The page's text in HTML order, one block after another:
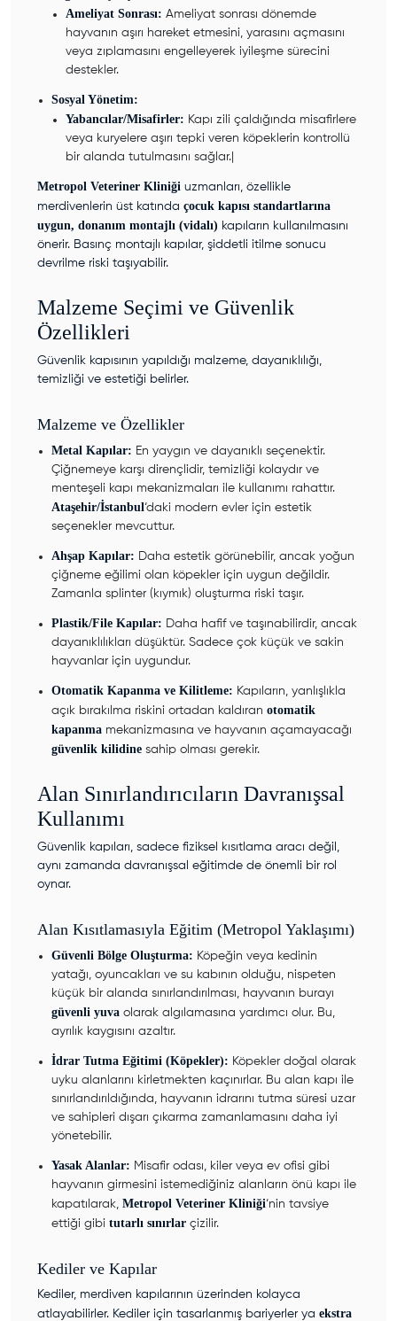
Ameliyat Sonrası: Ameliyat sonrası dönemde
hayvanın aşırı hareket etmesini, yarasını açmasını
veya zıplamasını engelleyerek iyileşme sürecini
destekler.
Sosyal Yönetim:
Yabancılar/Misafirler: Kapı zili çaldığında misafirlere
veya kuryelere aşırı tepki veren köpeklerin kontrollü
bir alanda tutulmasını sağlar.|
Metropol Veteriner Kliniği uzmanları, özellikle
merdivenlerin üst katında çocuk kapısı standartlarına
uygun, donanım montajlı (vidalı) kapıların kullanılmasını
önerir. Basınç montajlı kapılar, şiddetli itilme sonucu
devrilme riski taşıyabilir.
Malzeme Seçimi ve Güvenlik
Özellikleri
Güvenlik kapısının yapıldığı malzeme, dayanıklılığı,
temizliği ve estetiği belirler.
Malzeme ve Özellikler
Metal Kapılar: En yaygın ve dayanıklı seçenektir.
Çiğnemeye karşı dirençlidir, temizliği kolaydır ve
menteşeli kapı mekanizmaları ile kullanımı rahattır.
Ataşehir/İstanbul‘daki modern evler için estetik
seçenekler mevcuttur.
Ahşap Kapılar: Daha estetik görünebilir, ancak yoğun
çiğneme eğilimi olan köpekler için uygun değildir.
Zamanla splinter (kıymık) oluşturma riski taşır.
Plastik/File Kapılar: Daha hafif ve taşınabilirdir, ancak
dayanıklılıkları düşüktür. Sadece çok küçük ve sakin
hayvanlar için uygundur.
Otomatik Kapanma ve Kilitleme: Kapıların, yanlışlıkla
açık bırakılma riskini ortadan kaldıran otomatik
kapanma mekanizmasına ve hayvanın açamayacağı
güvenlik kilidine sahip olması gerekir.
Alan Sınırlandırıcıların Davranışsal
Kullanımı
Güvenlik kapıları, sadece fiziksel kısıtlama aracı değil,
aynı zamanda davranışsal eğitimde de önemli bir rol
oynar.
Alan Kısıtlamasıyla Eğitim (Metropol Yaklaşımı)
Güvenli Bölge Oluşturma: Köpeğin veya kedinin
yatağı, oyuncakları ve su kabının olduğu, nispeten
küçük bir alanda sınırlandırılması, hayvanın burayı
güvenli yuva olarak algılamasına yardımcı olur. Bu,
ayrılık kaygısını azaltır.
İdrar Tutma Eğitimi (Köpekler): Köpekler doğal olarak
uyku alanlarını kirletmekten kaçınırlar. Bu alan kapı ile
sınırlandırıldığında, hayvanın idrarını tutma süresi uzar
ve sahipleri dışarı çıkarma zamanlamasını daha iyi
yönetebilir.
Yasak Alanlar: Misafir odası, kiler veya ev ofisi gibi
hayvanın girmesini istemediğiniz alanların önü kapı ile
kapatılarak, Metropol Veteriner Kliniği‘nin tavsiye
ettiği gibi tutarlı sınırlar çizilir.
Kediler ve Kapılar
Kediler, merdiven kapılarının üzerinden kolayca
atlayabilirler. Kediler için tasarlanmış bariyerler ya ekstra